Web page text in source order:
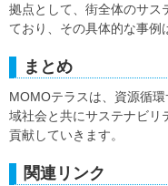
拠点として、街全体のサス
ており、その具体的な事例
まとめ
MOMOテラスは、資源循
域社会と共にサステナビリ
貢献していきます。
関連リンク